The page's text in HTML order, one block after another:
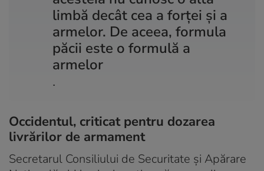
limbă decât cea a forței și a
armelor. De aceea, formula
păcii este o formulă a
armelor
.
Occidentul, criticat pentru dozarea
livrărilor de armament
Secretarul Consiliului de Securitate și Apărare